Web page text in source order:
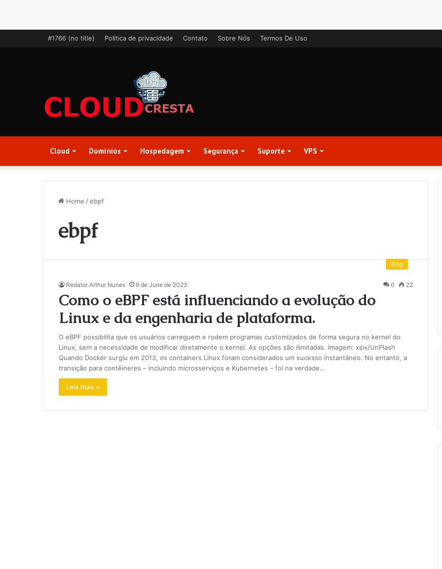
#1766 (no title) Política de privacidade Contato Sobre Nós Termos De Uso
Cloud Domínios Hospedagem Segurança Suporte VPS
Home /ebpf
ebpf
Blog
Redator Arthur Nunes 9 de June de 2023 0 22
Como o eBPF está influenciando a evolução do
Linux e da engenharia de plataforma.
O eBPF possibilita que os usuários carreguem e rodem programas customizados de forma segura no kernel do
Linux, sem a necessidade de modificar diretamente o kernel. As opções são ilimitadas. Imagem: xsix/UnPlash
Quando Docker surgiu em 2013, os containers Linux foram considerados um sucesso instantâneo. No entanto, a
transição para contêineres – incluindo microsserviços e Kubernetes – foi na verdade…
Leia mais »